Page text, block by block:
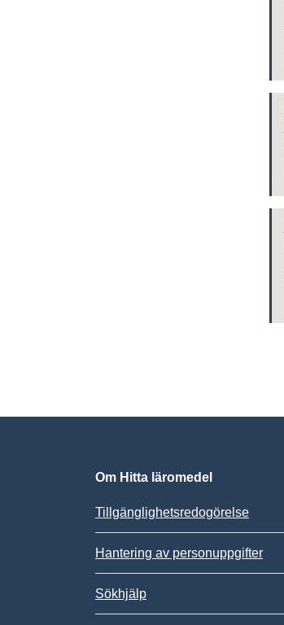
Om Hitta läromedel
Tillgänglighetsredogörelse
Hantering av personuppgifter
Sökhjälp